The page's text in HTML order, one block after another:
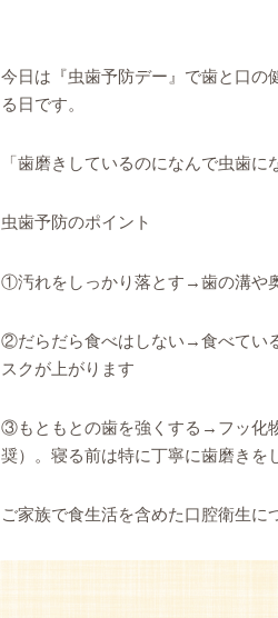
今日は『虫歯予防デー』で歯と口の
る日です。
「歯磨きしているのになんで虫歯
虫歯予防のポイント
①汚れをしっかり落とす→歯の溝や
②だらだら食べはしない→食べてい
スクが上がります
③もともとの歯を強くする→フッ化
奨）。寝る前は特に丁寧に歯磨きを
ご家族で食生活を含めた口腔衛生に